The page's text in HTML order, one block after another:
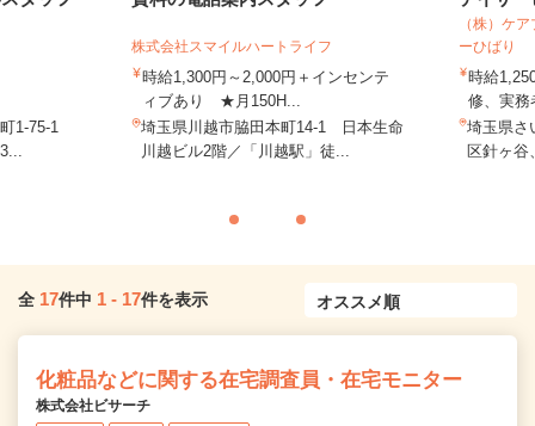
1-75-1
株式会社スマイルハートライフ
時給1,300円～2,000円＋インセンテ
ィブあり ★月150H...
埼玉県川越市脇田本町14-1 日本生命
川越ビル2階／「川越駅」徒...
（株）ケ
ーひばり
時給
修、実務
埼玉県さ
区針ヶ谷
全 17件中 1 - 17件を表示
化粧品などに関する在宅調査員・在宅モニター
株式会社ビサーチ